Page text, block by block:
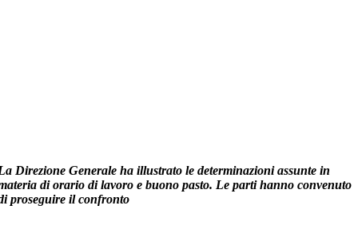
Direzione Generale ha illustrato le determinazioni assunte in
di orario di lavoro e buono pasto. Le parti hanno convenuto
proseguire il confronto